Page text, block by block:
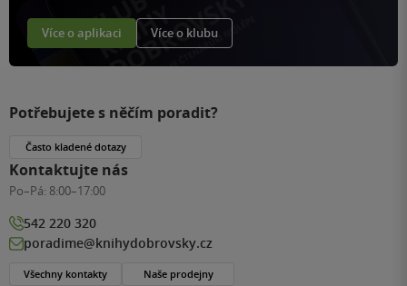
Více o aplikaci Více o klubu
Potřebujete s něčím poradit?
Často kladené dotazy
Kontaktujte nás
Po–Pá: 8:00–17:00
542 220 320
poradime@knihydobrovsky.cz
Všechny kontakty Naše prodejny